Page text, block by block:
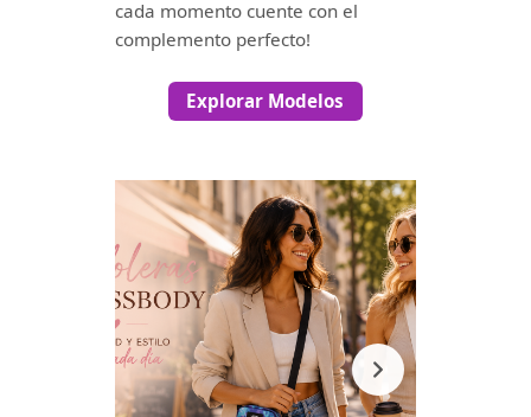
cada momento cuente con el
complemento perfecto!
Explorar Modelos